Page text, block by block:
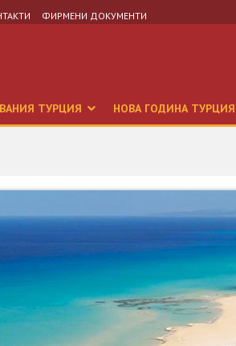
ФИРМЕНИ ДОКУМЕНТИ
ТУРЦИЯ НОВА ГОДИНА ТУРЦИЯ